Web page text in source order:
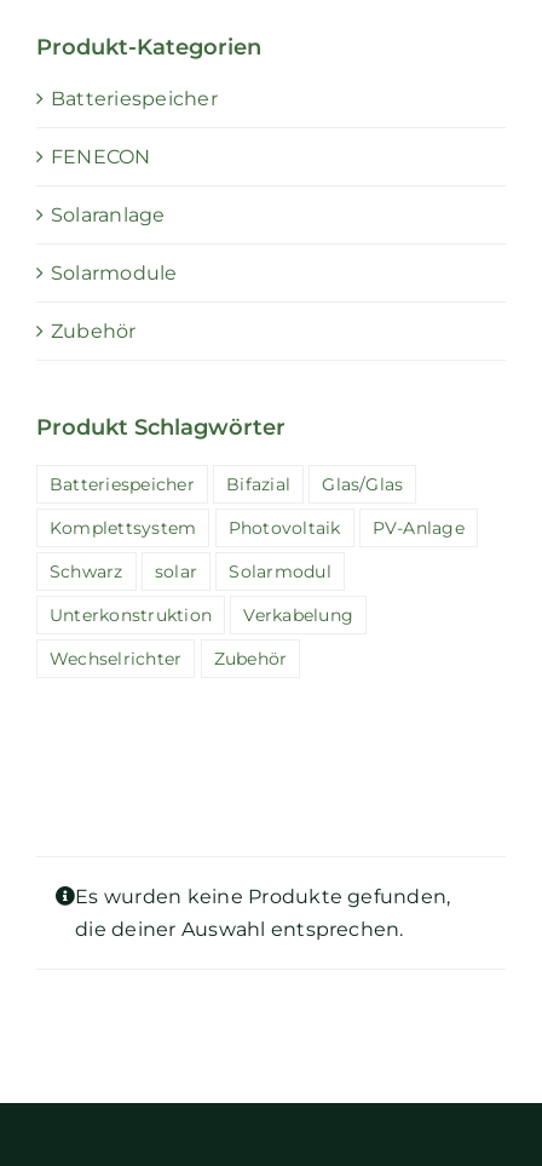
Es wurden keine Produkte gefunden,
die deiner Auswahl entsprechen.
Produkt-Kategorien
Batteriespeicher
FENECON
Solaranlage
Solarmodule
Zubehör
Produkt Schlagwörter
Batteriespeicher Bifazial
Glas/Glas
Komplettsystem
Photovoltaik
PV-Anlage
Schwarz
solar
Solarmodul
Unterkonstruktion
Verkabelung
Wechselrichter
Zubehör